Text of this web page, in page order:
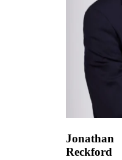
Jonathan
Reckford